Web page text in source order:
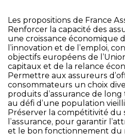
Les propositions de France
Renforcer la capacité des
une croissance économique
l’innovation et de l’emploi,
objectifs européens de
capitaux et de la relance
Permettre aux assureurs
consommateurs un choix
produits d’assurance de
au défi d’une population
Préserver la compétitivité
l’assurance, pour garantir
et le bon fonctionnement du